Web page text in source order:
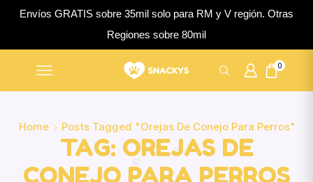
Envíos GRATIS sobre 35mil solo para RM y V región. Otras
Regiones sobre 80mil
0
Home Posts Tagged "orejas De Conejo Para Perros"
TAG: OREJAS DE
CONEJO PARA PERROS